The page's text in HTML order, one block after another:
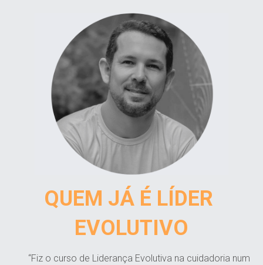
QUEM JÁ É LÍDER
EVOLUTIVO
“Fiz o curso de Liderança Evolutiva na cuidadoria num